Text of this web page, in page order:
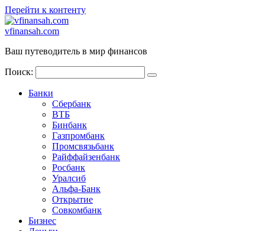
Перейти к контенту
vfinansah.com
Ваш путеводитель в мир финансов
Поиск:
Банки
Сбербанк
ВТБ
Бинбанк
Газпромбанк
Промсвязьбанк
Райффайзенбанк
Росбанк
Уралсиб
Альфа-Банк
Открытие
Совкомбанк
Бизнес